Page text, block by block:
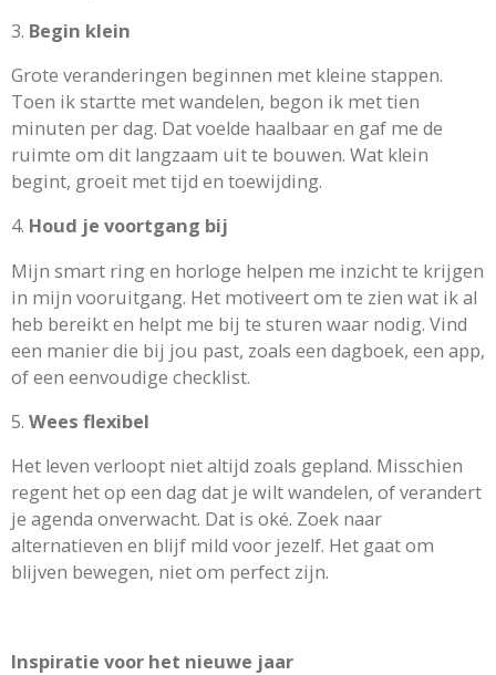
3. Begin klein
Grote veranderingen beginnen met kleine stappen.
Toen ik startte met wandelen, begon ik met tien
minuten per dag. Dat voelde haalbaar en gaf me de
ruimte om dit langzaam uit te bouwen. Wat klein
begint, groeit met tijd en toewijding.
4. Houd je voortgang bij
Mijn smart ring en horloge helpen me inzicht te krijgen
in mijn vooruitgang. Het motiveert om te zien wat ik al
heb bereikt en helpt me bij te sturen waar nodig. Vind
een manier die bij jou past, zoals een dagboek, een app,
of een eenvoudige checklist.
5. Wees flexibel
Het leven verloopt niet altijd zoals gepland. Misschien
regent het op een dag dat je wilt wandelen, of verandert
je agenda onverwacht. Dat is oké. Zoek naar
alternatieven en blijf mild voor jezelf. Het gaat om
blijven bewegen, niet om perfect zijn.
Inspiratie voor het nieuwe jaar